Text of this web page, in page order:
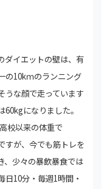
ダイエットの壁は、有
の10kｍのランニング
うな顔で走っています
になりました。
校以来の体重で
すが、今でも筋トレを
、少々の暴飲暴食では
10分・毎週1時間・